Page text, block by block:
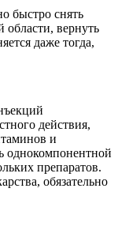
быстро снять
вернуть
даже тогда,
действия,
и
однокомпонентной
препаратов.
обязательно